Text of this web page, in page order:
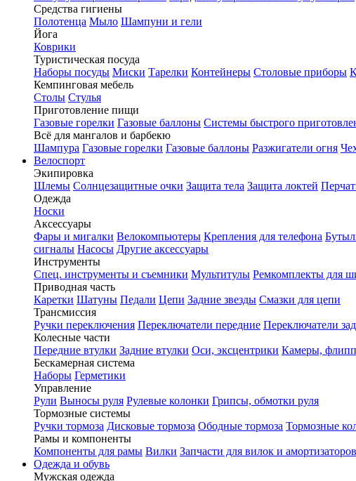
Средства гигиены
Полотенца Мыло Шампуни и гели
Йога
Коврики
Туристическая посуда
Наборы посуды Миски Тарелки Контейнеры Столовые приборы
Кемпинговая мебель
Столы Стулья
Приготовление пищи
Газовые горелки Газовые баллоны Системы быстрого
Всё для мангалов и барбекю
Шампура Газовые горелки Газовые баллоны Разжигатели огня
Велоспорт
Экипировка
Шлемы Солнцезащитные очки Защита тела Защита локтей
Одежда
Носки
Аксессуары
Фары и мигалки Велокомпьютеры Крепления для телефона
сигналы Насосы Другие аксессуары
Инструменты
Спец. инструменты и съемники Мультитулы Ремкомплекты для
Приводная часть
Каретки Шатуны Педали Цепи Задние звезды Смазки для цепи
Трансмиссия
Ручки переключения Переключатели передние Переключатели
Колесные части
Передние втулки Задние втулки Оси, эксцентрики Камеры,
Бескамерная система
Наборы Герметики
Управление
Рули Выносы руля Рулевые колонки Грипсы, обмотки руля
Тормозные системы
Ручки тормоза Дисковые тормоза Ободные тормоза Тормозные
Рамы и компоненты
Компоненты для рамы Вилки Запчасти для вилок и амортизаторов
Одежда и обувь
Мужская одежда